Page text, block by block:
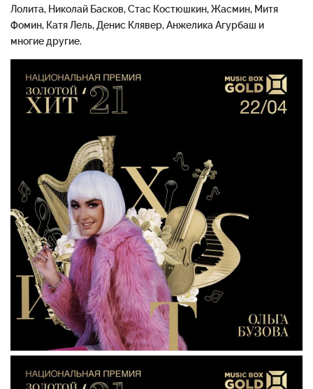
Лолита, Николай Басков,Стас Костюшкин,Жасмин, Митя
Фомин, КатяЛель, Денис Клявер,АнжеликаАгурбаш и
многие другие.